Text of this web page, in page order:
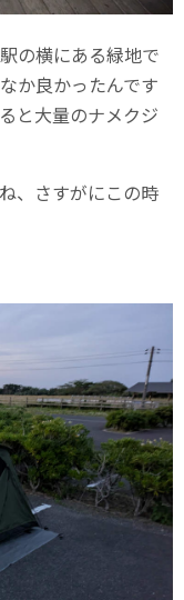
の横にある緑地で
か良かったんです
と大量のナメクジ
、さすがにこの時